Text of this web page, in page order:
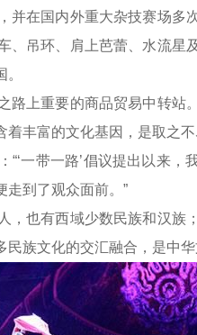
在国内外重大杂技赛场多
、吊环、肩上芭蕾、水流星
上重要的商品贸易中转站
丰富的文化基因，是取之不
一带一路’倡议提出以来，
走到了观众面前。”
也有西域少数民族和汉族
族文化的交汇融合，是中华